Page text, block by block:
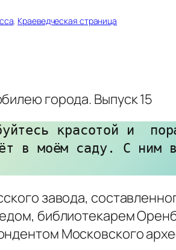
, Краеведческая страница
города. Выпуск 15
красотой и
в моём саду. С ним
завода,
библиотекарем
Московского